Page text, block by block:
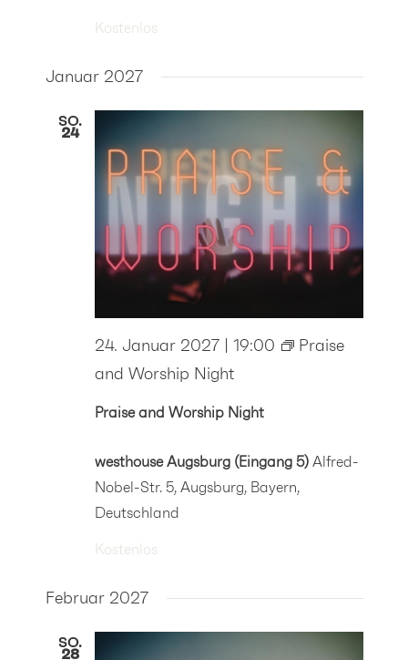
Kostenlos
Januar 2027
SO.
24
Praise and Worship Night
24. Januar 2027 | 19:00
Praise
and Worship Night
westhouse Augsburg (Eingang 5) Alfred-
Nobel-Str. 5, Augsburg, Bayern,
Deutschland
Kostenlos
Februar 2027
SO.
28